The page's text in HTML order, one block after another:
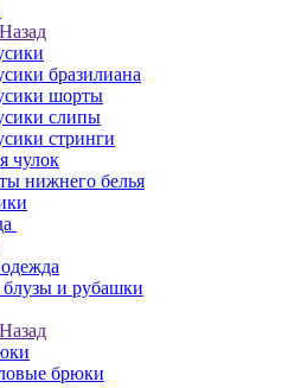
Назад
бразилиана
шорты
слипы
стринги
чулок
нижнего белья
и рубашки
Назад
брюки